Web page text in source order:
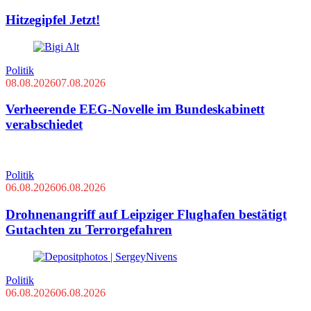
Hitzegipfel Jetzt!
Politik
08.08.202607.08.2026
Verheerende EEG-Novelle im Bundeskabinett
verabschiedet
Politik
06.08.202606.08.2026
Drohnenangriff auf Leipziger Flughafen bestätigt
Gutachten zu Terrorgefahren
Politik
06.08.202606.08.2026